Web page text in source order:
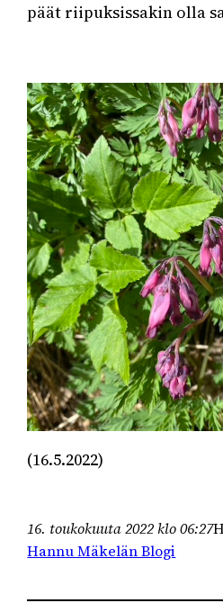
päät riipuksissakin olla
(16.5.2022)
16. toukokuuta 2022 klo 06:27
Hannu Mäkelän Blogi